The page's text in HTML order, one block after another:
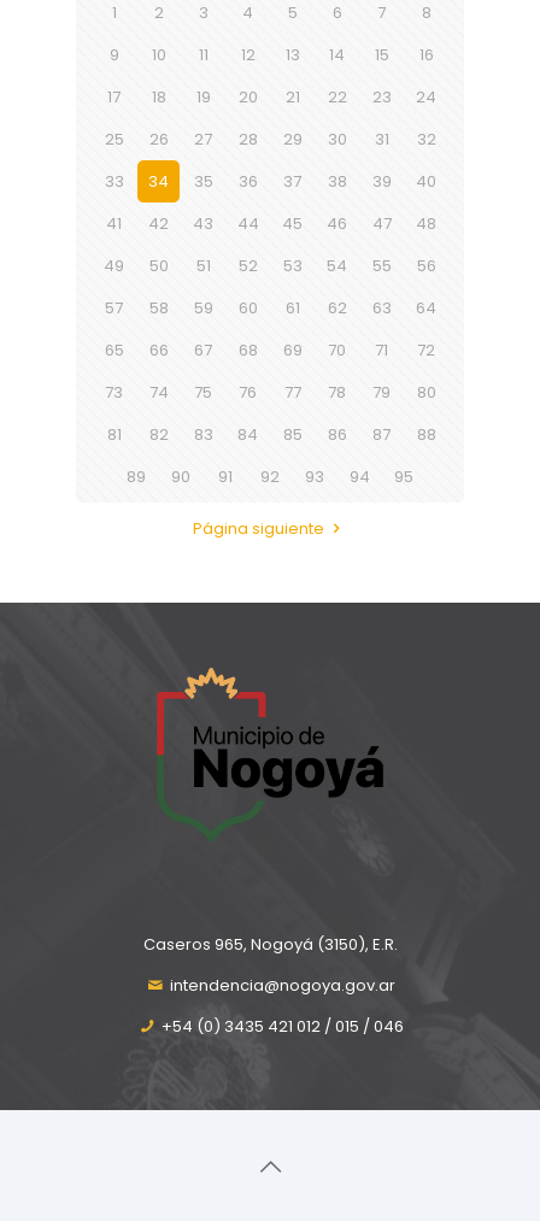
1 2 3 4 5 6 7
8
9
10 11 12 13 14 15
16
17
18 19 20 21 22 23
24
25
26 27 28 29 30 31
32
33
34 35 36 37 38 39
40
41
42 43 44 45 46 47
48
49
50 51 52 53 54 55
56
57
58 59 60 61 62 63
64
65
66 67 68 69 70 71
72
73
74 75 76 77 78 79
80
81
82 83 84 85 86 87
88
89
90 91 92 93 94 95
Página siguiente
Caseros 965, Nogoyá (3150), E.R.
intendencia@nogoya.gov.ar
+54 (0) 3435 421 012 / 015 / 046